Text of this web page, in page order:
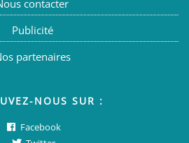
contacter
Publicité
partenaires
NOUS SUR :
Facebook